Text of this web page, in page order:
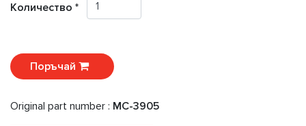
Количество *
Поръчай
Original part number : MC-3905